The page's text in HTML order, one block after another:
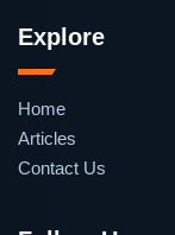
Explore
Home
Articles
Contact Us